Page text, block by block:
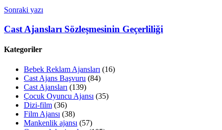
Sonraki yazı
Cast Ajansları Sözleşmesinin Geçerliliği
Kategoriler
Bebek Reklam Ajansları (16)
Cast Ajans Başvuru (84)
Cast Ajansları (139)
Çocuk Oyuncu Ajansı (35)
Dizi-film (36)
Film Ajansı (38)
Mankenlik ajansı (57)